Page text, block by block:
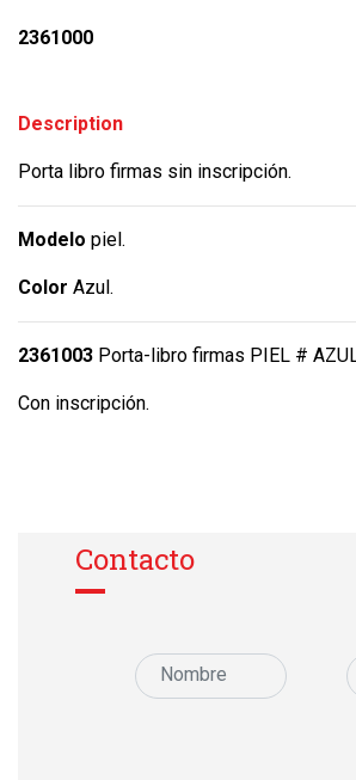
2361000
Description
Porta libro firmas sin inscripción.
Modelo piel.
Color Azul.
2361003 Porta-libro firmas PIEL #
Con inscripción.
Contacto